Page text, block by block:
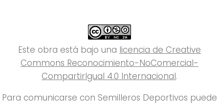
Este obra está bajo una licencia de Creative
Commons Reconocimiento-NoComercial-
CompartirIgual 4.0 Internacional.
Para comunicarse con Semilleros Deportivos puede